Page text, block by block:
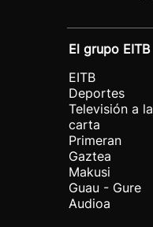
El grupo EITB
EITB
Deportes
Televisión a la
carta
Primeran
Gaztea
Makusi
Guau - Gure
Audioa